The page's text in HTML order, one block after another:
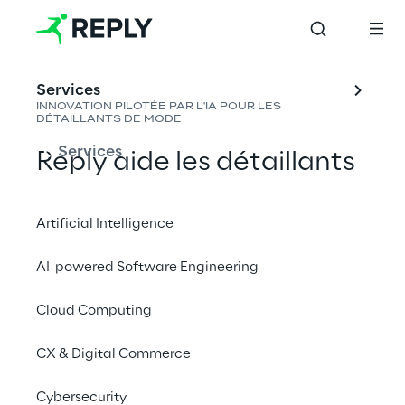
Services
Services
Artificial Intelligence
AI-powered Software Engineering
Cloud Computing
CX & Digital Commerce
Cybersecurity
INNOVATION PILOTÉE PAR L'IA POUR LES
DÉTAILLANTS DE MODE
Reply aide les détaillants
optimiser leurs
de l'IA pour améliorer les
prévisions de la
demande, la logistique, le